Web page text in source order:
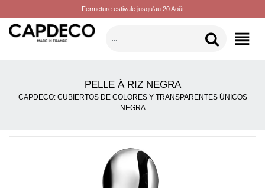
Fermeture estivale jusqu'au 20 Août
CATEGORÍAS
PELLE À RIZ NEGRA
CAPDECO: CUBIERTOS DE COLORES Y TRANSPARENTES ÚNICOS
NEGRA